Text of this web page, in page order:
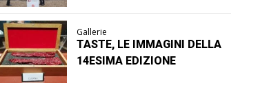
Gallerie
TASTE, LE IMMAGINI DELLA
14ESIMA EDIZIONE